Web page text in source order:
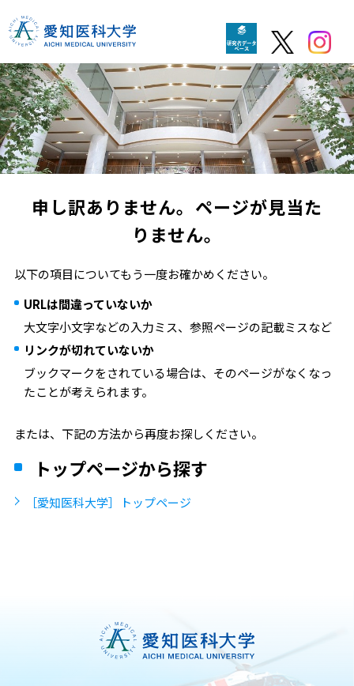
申し訳ありません。ページが見当た
りません。
以下の項目についてもう一度お確かめください。
URLは間違っていないか
大文字小文字などの入力ミス、参照ページの記載ミスなど
リンクが切れていないか
ブックマークをされている場合は、そのページがなくなっ
たことが考えられます。
または、下記の方法から再度お探しください。
トップページから探す
［愛知医科大学］トップページ